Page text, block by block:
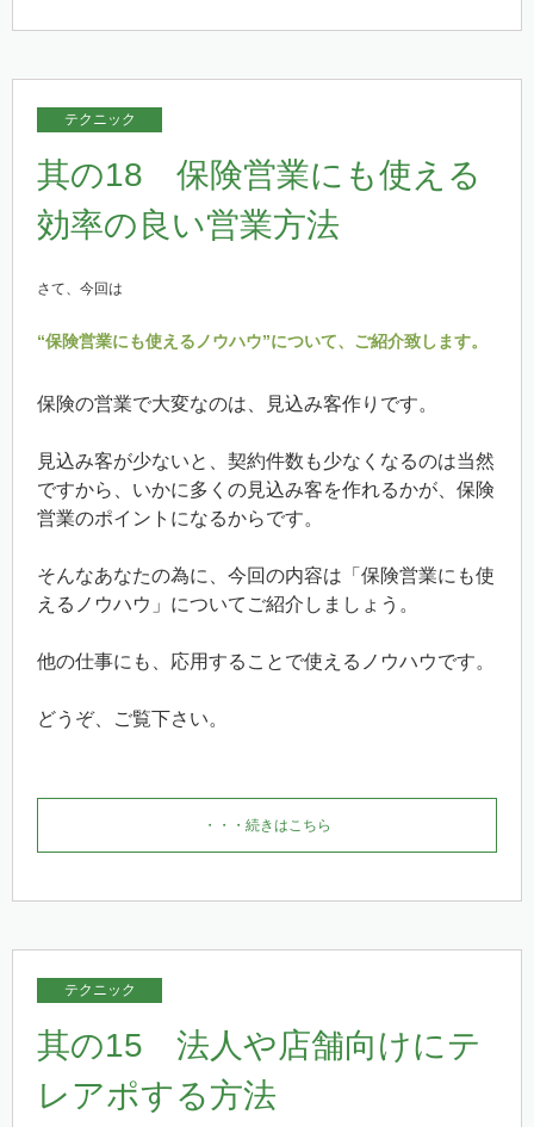
テクニック
其の18 保険営業にも使える
効率の良い営業方法
さて、今回は
“保険営業にも使えるノウハウ”について、ご紹介致します。
保険の営業で大変なのは、見込み客作りです。
見込み客が少ないと、契約件数も少なくなるのは当然
ですから、いかに多くの見込み客を作れるかが、保険
営業のポイントになるからです。
そんなあなたの為に、今回の内容は「保険営業にも使
えるノウハウ」についてご紹介しましょう。
他の仕事にも、応用することで使えるノウハウです。
どうぞ、ご覧下さい。
・・・続きはこちら
テクニック
其の15 法人や店舗向けにテ
レアポする方法